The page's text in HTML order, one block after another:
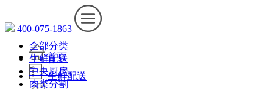
400-075-1863
首页
生鲜配送
全部分类
生鲜配送
中央厨房
肉类分割